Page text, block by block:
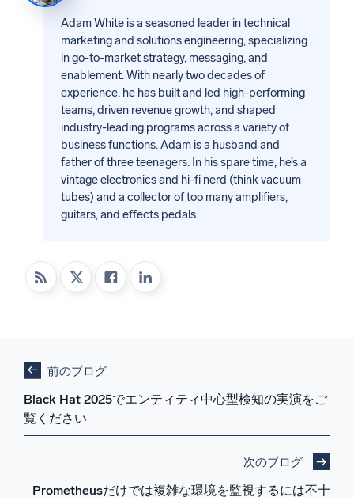
Adam White is a seasoned leader in technical
marketing and solutions engineering, specializing
in go-to-market strategy, messaging, and
enablement. With nearly two decades of
experience, he has built and led high-performing
teams, driven revenue growth, and shaped
industry-leading programs across a variety of
business functions. Adam is a husband and
father of three teenagers. In his spare time, he’s a
vintage electronics and hi-fi nerd (think vacuum
tubes) and a collector of too many amplifiers,
guitars, and effects pedals.
前のブログ
Black Hat 2025でエンティティ中心型検知の実演をご
覧ください
次のブログ
Prometheusだけでは複雑な環境を監視するには不十